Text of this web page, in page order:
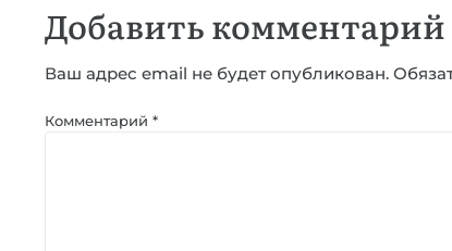
Добавить комментарий
Ваш адрес email не будет опубликован.
Комментарий *